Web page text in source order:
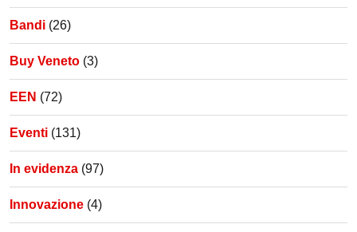
Bandi (26)
Buy Veneto (3)
EEN (72)
Eventi (131)
In evidenza (97)
Innovazione (4)